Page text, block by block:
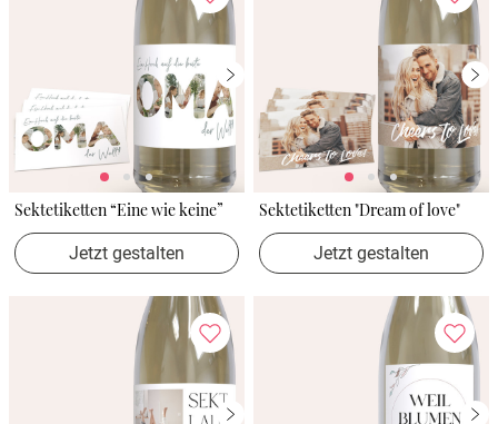
Sektetiketten “Eine wie keine”
Jetzt gestalten
Sektetiketten "Dream of love"
Jetzt gestalten